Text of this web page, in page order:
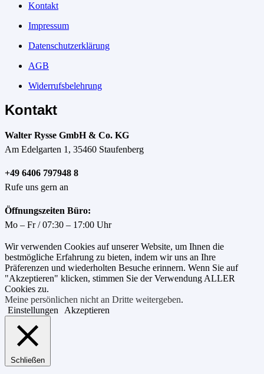
Kontakt
Impressum
Datenschutzerklärung
AGB
Widerrufsbelehrung
Kontakt
Walter Rysse GmbH & Co. KG
Am Edelgarten 1, 35460 Staufenberg
+49 6406 797948 8
Rufe uns gern an
Öffnungszeiten Büro:
Mo – Fr / 07:30 – 17:00 Uhr
Wir verwenden Cookies auf unserer Website, um Ihnen die
bestmögliche Erfahrung zu bieten, indem wir uns an Ihre
Präferenzen und wiederholten Besuche erinnern. Wenn Sie auf
"Akzeptieren" klicken, stimmen Sie der Verwendung ALLER
Cookies zu.
Meine persönlichen nicht an Dritte weitergeben.
Einstellungen
Akzeptieren
Schließen